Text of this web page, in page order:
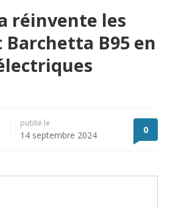
réinvente les
B95 en
publié le
14 septembre 2024 0